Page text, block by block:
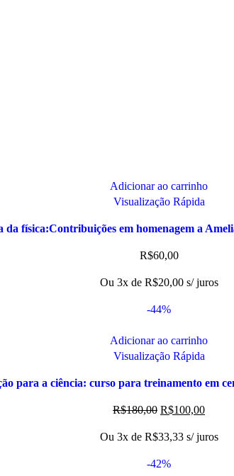
Adicionar ao carrinho
Visualização Rápida
da física:Contribuições em homenagem a
R$60,00
Ou 3x de R$20,00 s/ juros
-44%
Adicionar ao carrinho
Visualização Rápida
para a ciência: curso para treinamento em
R$180,00 R$100,00
Ou 3x de R$33,33 s/ juros
-42%